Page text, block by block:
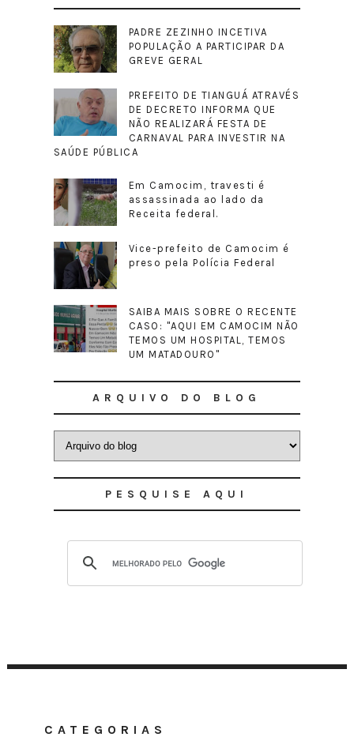
PADRE ZEZINHO INCETIVA
POPULAÇÃO A PARTICIPAR DA
GREVE GERAL
PREFEITO DE TIANGUÁ ATRAVÉS
DE DECRETO INFORMA QUE
NÃO REALIZARÁ FESTA DE
CARNAVAL PARA INVESTIR NA
SAÚDE PÚBLICA
Em Camocim, travesti é
assassinada ao lado da
Receita federal.
Vice-prefeito de Camocim é
preso pela Polícia Federal
SAIBA MAIS SOBRE O RECENTE
CASO: "AQUI EM CAMOCIM NÃO
TEMOS UM HOSPITAL, TEMOS
UM MATADOURO"
ARQUIVO DO BLOG
PESQUISE AQUI
CATEGORIAS